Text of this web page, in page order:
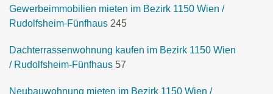
Gewerbeimmobilien mieten im Bezirk 1150 Wien /
Rudolfsheim-Fünfhaus 245
Dachterrassenwohnung kaufen im Bezirk 1150 Wien
/ Rudolfsheim-Fünfhaus 57
Neubauwohnung mieten im Bezirk 1150 Wien /